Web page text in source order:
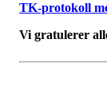
TK-protokoll
Vi gratulerer